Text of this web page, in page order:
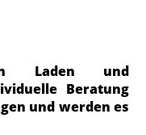
Laden und
Beratung
und werden es